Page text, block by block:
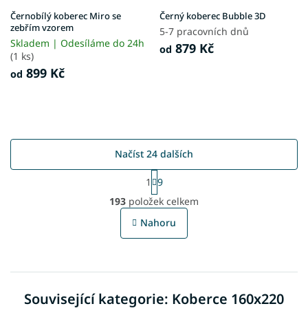
Černobílý koberec Miro se
zebřím vzorem
Skladem | Odesíláme do 24h
(1 ks)
od 899 Kč
Černý koberec Bubble 3D
5-7 pracovních dnů
od 879 Kč
O
v
l
c
p
Načíst 24 dalších
S
t
r
á
n
á
í
1
9
193 položek celkem
Nahoru
Související kategorie: Koberce 160x220